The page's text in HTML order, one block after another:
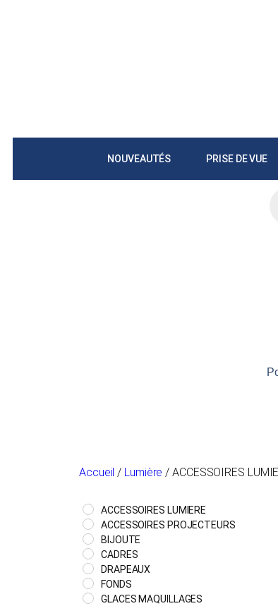
NOUVEAUTÉS PRISE DE VUE
Accueil / Lumière / ACCESSOIRES
ACCESSOIRES LUMIERE
ACCESSOIRES PROJECTEURS
BIJOUTE
CADRES
DRAPEAUX
FONDS
GLACES MAQUILLAGES